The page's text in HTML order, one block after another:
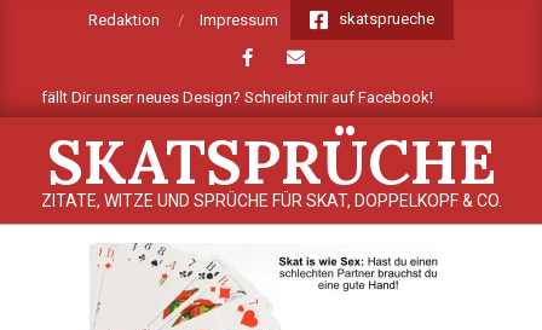
Redaktion Impressum skatsprueche
gefällt Dir unser neues Design? Schreibt mir auf Facebook!
SKATSPRÜCHE
ZITATE, WITZE UND SPRÜCHE FÜR SKAT, DOPPELKOPF & CO.